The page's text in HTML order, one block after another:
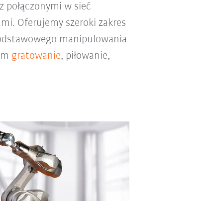
połączonymi w sieć
Oferujemy szeroki zakres
manipulowania
gratowanie, piłowanie,